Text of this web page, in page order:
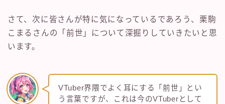
さて、次に皆さんが特に気になっているであろう、栗駒
こまるさんの「前世」について深掘りしていきたいと思
います。
VTuber界隈でよく耳にする「前世」とい
う言葉ですが、これは今のVTuberとして